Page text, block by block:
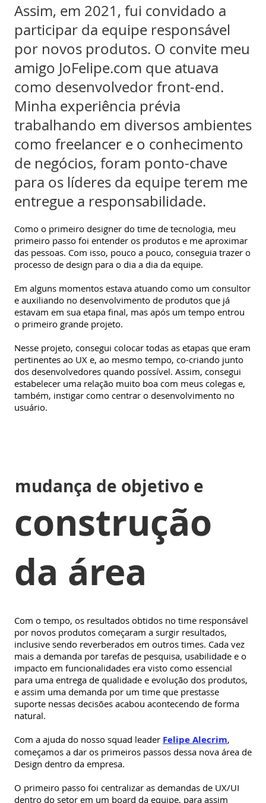
Assim, em 2021, fui convidado a
participar da equipe responsável
por novos produtos. O convite meu
amigo JoFelipe.com que atuava
como desenvolvedor front-end.
Minha experiência prévia
trabalhando em diversos ambientes
como freelancer e o conhecimento
de negócios, foram ponto-chave
para os líderes da equipe terem me
entregue a responsabilidade.
Como o primeiro designer do time de tecnologia, meu
primeiro passo foi entender os produtos e me aproximar
das pessoas. Com isso, pouco a pouco, conseguia trazer o
processo de design para o dia a dia da equipe.
Em alguns momentos estava atuando como um consultor
e auxiliando no desenvolvimento de produtos que já
estavam em sua etapa final, mas após um tempo entrou
o primeiro grande projeto.
Nesse projeto, consegui colocar todas as etapas que eram
pertinentes ao UX e, ao mesmo tempo, co-criando junto
dos desenvolvedores quando possível. Assim, consegui
estabelecer uma relação muito boa com meus colegas e,
também, instigar como centrar o desenvolvimento no
usuário.
mudança de objetivo e
construção
da área
Com o tempo, os resultados obtidos no time responsável
por novos produtos começaram a surgir resultados,
inclusive sendo reverberados em outros times. Cada vez
mais a demanda por tarefas de pesquisa, usabilidade e o
impacto em funcionalidades era visto como essencial
para uma entrega de qualidade e evolução dos produtos,
e assim uma demanda por um time que prestasse
suporte nessas decisões acabou acontecendo de forma
natural.
Com a ajuda do nosso squad leader Felipe Alecrim,
começamos a dar os primeiros passos dessa nova área de
Design dentro da empresa.
O primeiro passo foi centralizar as demandas de UX/UI
dentro do setor em um board da equipe, para assim